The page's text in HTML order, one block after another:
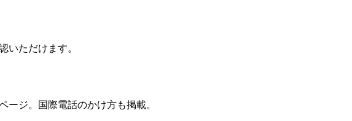
いただけます。
ージ。国際電話のかけ方も掲載。